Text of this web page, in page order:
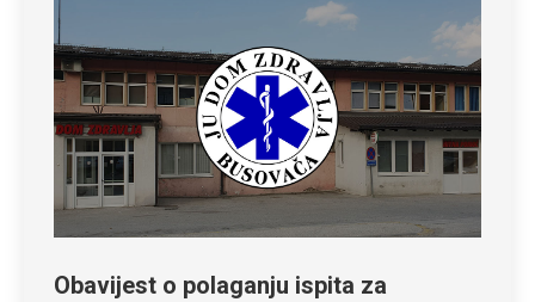
Obavijest o polaganju ispita za